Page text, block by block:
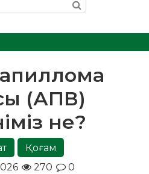
(АПВ)
не?
Қоғам
270 0